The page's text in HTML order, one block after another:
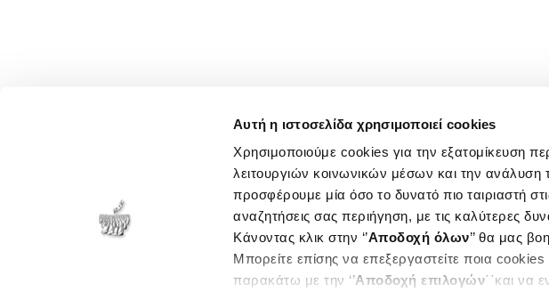
Αυτή η ιστοσελίδα χρησιμοποιεί cookies
Χρησιμοποιούμε cookies για την εξατομίκευση
λειτουργιών κοινωνικών μέσων και την ανάλυση
προσφέρουμε μία όσο το δυνατό πιο ταιριαστή
αναζητήσεις σας περιήγηση, με τις καλύτερες
Κάνοντας κλικ στην ‘’Αποδοχή όλων’’ θα μας
Μπορείτε επίσης να επεξεργαστείτε ποια
παρακάτω με την ‘’Αποδοχή επιλογών΄΄και να